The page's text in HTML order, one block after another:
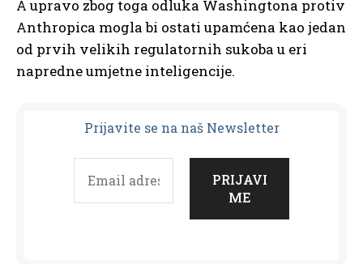
A upravo zbog toga odluka Washingtona protiv
Anthropica mogla bi ostati upamćena kao jedan
od prvih velikih regulatornih sukoba u eri
napredne umjetne inteligencije.
Prijavite se na naš Newsletter